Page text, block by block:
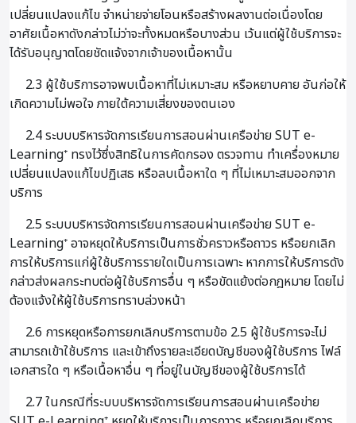
เปลี่ยนแปลงแก้ไข จำหน่ายจ่ายโอนหรือสร้างผลงานต่อเนื่องโดย
อาศัยเนื้อหาดังกล่าวไม่ว่าจะทั้งหมดหรือบางส่วน เว้นแต่ผู้ใช้บริการจะ
ได้รับอนุญาตโดยชัดแจ้งจากเจ้าของเนื้อหานั้น
2.3 ผู้ใช้บริการอาจพบเนื้อหาที่ไม่เหมาะสม หรือหยาบคาย อันก่อให้
เกิดความไม่พอใจ ภายใต้ความเสี่ยงของตนเอง
2.4 ระบบบริหารจัดการเรียนการสอนผ่านเครือข่าย SUT e-
Learning⁺ ทรงไว้ซึ่งสิทธิในการคัดกรอง ตรวจทาน ทำเครื่องหมาย
เปลี่ยนแปลงแก้ไขปฏิเสธ หรือลบเนื้อหาใด ๆ ที่ไม่เหมาะสมออกจาก
บริการ
2.5 ระบบบริหารจัดการเรียนการสอนผ่านเครือข่าย SUT e-
Learning⁺ อาจหยุดให้บริการเป็นการชั่วคราวหรือถาวร หรือยกเลิก
การให้บริการแก่ผู้ใช้บริการรายใดเป็นการเฉพาะ หากการให้บริการดัง
กล่าวส่งผลกระทบต่อผู้ใช้บริการอื่น ๆ หรือขัดแย้งต่อกฎหมาย โดยไม่
ต้องแจ้งให้ผู้ใช้บริการทราบล่วงหน้า
2.6 การหยุดหรือการยกเลิกบริการตามข้อ 2.5 ผู้ใช้บริการจะไม่
สามารถเข้าใช้บริการ และเข้าถึงรายละเอียดบัญชีของผู้ใช้บริการ ไฟล์
เอกสารใด ๆ หรือเนื้อหาอื่น ๆ ที่อยู่ในบัญชีของผู้ใช้บริการได้
2.7 ในกรณีที่ระบบบริหารจัดการเรียนการสอนผ่านเครือข่าย